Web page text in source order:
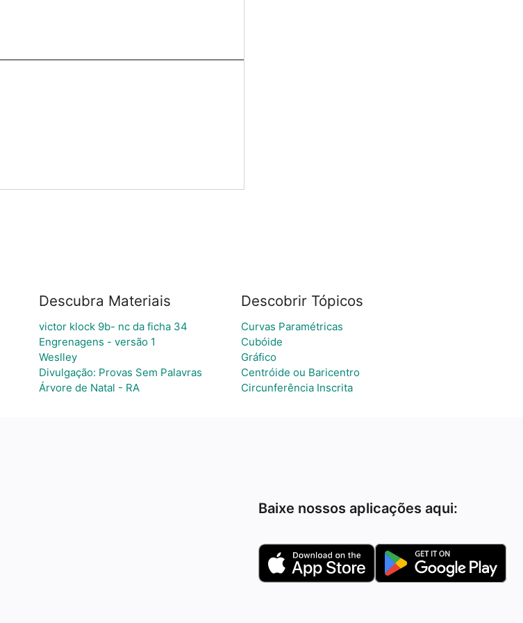
Descubra Materiais
victor klock 9b- nc da ficha 34
Engrenagens - versão 1
Weslley
Divulgação: Provas Sem Palavras
Árvore de Natal - RA
Descobrir Tópicos
Curvas Paramétricas
Cubóide
Gráfico
Centróide ou Baricentro
Circunferência Inscrita
Baixe nossos aplicações aqui: